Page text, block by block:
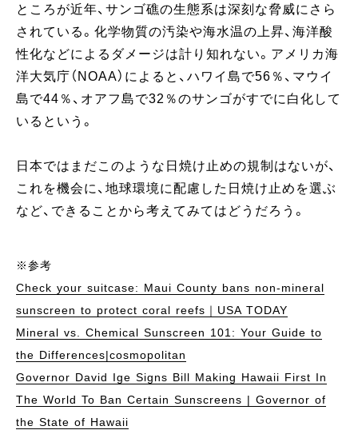
ところが近年、サンゴ礁の生態系は深刻な脅威にさら
されている。化学物質の汚染や海水温の上昇、海洋酸
性化などによるダメージは計り知れない。アメリカ海
洋大気庁（NOAA）によると、ハワイ島で56％、マウイ
島で44％、オアフ島で32％のサンゴがすでに白化して
いるという。
日本ではまだこのような日焼け止めの規制はないが、
これを機会に、地球環境に配慮した日焼け止めを選ぶ
など、できることから考えてみてはどうだろう。
※参考
Check your suitcase: Maui County bans non-mineral
sunscreen to protect coral reefs｜USA TODAY
Mineral vs. Chemical Sunscreen 101: Your Guide to
the Differences|cosmopolitan
Governor David Ige Signs Bill Making Hawaii First In
The World To Ban Certain Sunscreens | Governor of
the State of Hawaii